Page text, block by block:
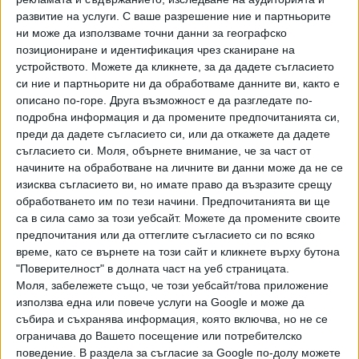
развитие на услуги. С ваше разрешение ние и партньорите
ни може да използваме точни данни за географско
позициониране и идентификация чрез сканиране на
устройството. Можете да кликнете, за да дадете съгласието
си ние и партньорите ни да обработваме данните ви, както е
описано по-горе. Друга възможност е да разгледате по-
подробна информация и да промените предпочитанията си,
преди да дадете съгласието си, или да откажете да дадете
съгласието си.
Моля, обърнете внимание, че за част от
начините на обработване на личните ви данни може да не се
изисква съгласието ви, но имате право да възразите срещу
обработването им по тези начини. Предпочитанията ви ще
са в сила само за този уебсайт. Можете да промените своите
предпочитания или да оттеглите съгласието си по всяко
време, като се върнете на този сайт и кликнете върху бутона
"Поверителност" в долната част на уеб страницата.
Моля, забележете също, че този уебсайт/това приложение
използва една или повече услуги на Google и може да
събира и съхранява информация, която включва, но не се
ограничава до Вашето посещение или потребителско
поведение. В раздела за съгласие за Google по-долу можете
Българската европрокурорка
пусна сигнал срещу Пеевски и
Сарафов
Теодора Георгиева -
българският представител в
колегията на Европейската
прокуратура, е подала сигнал
до Министерството на
правосъдието "за
натиск, заплахи и уронване
авторитета на Европейската
прокуратура от висши
представители на
Прокуратурата на Република
България
06 Март 2026
Кьовеши разкри, че дисциплинарното производство
срещу Георгиева е второ срещу нея и че няма друг
подобен случай в историята на европрокуратурата. Тя
разказа за дисциплинарните мерки срещу Георгиев, като
обясни как са се направили комисии и дисциплинарен
съвет все от европрокурори от различни страни. “След
всички действия и проверки накрая се стигна до
решението да се иска нейното освобождаване. Имате
единодушно решение на 24 независими прокурори от
различни държави членки, които стигнаха до извода, че
нарушенията, извършени от европейския прокурор от
България, са толкова сериозни, че поискахме от Съвета,